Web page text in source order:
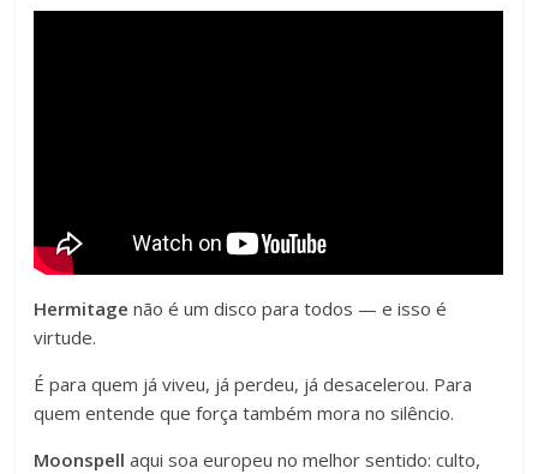
Hermitage não é um disco para todos — e isso é
virtude.
É para quem já viveu, já perdeu, já desacelerou. Para
quem entende que força também mora no silêncio.
Moonspell aqui soa europeu no melhor sentido: culto,